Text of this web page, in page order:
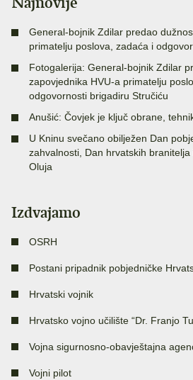
General-bojnik Zdilar predao
primatelju poslova, zadaća i
Fotogalerija: General-bojnik Zdilar
zapovjednika HVU-a primatelju
odgovornosti brigadiru Stručiću
Anušić: Čovjek je ključ obrane,
U Kninu svečano obilježen Dan
zahvalnosti, Dan hrvatskih
Oluja
Izdvajamo
OSRH
Postani pripadnik pobjedničke
Hrvatski vojnik
Hrvatsko vojno učilište “Dr. Franjo
Vojna sigurnosno-obavještajna
Vojni pilot